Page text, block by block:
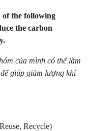
of the following
the carbon
của mình có thể làm
giúp giảm lượng khí
Recycle)